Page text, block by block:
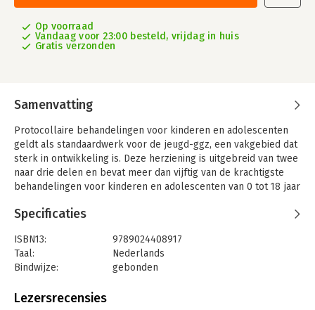
Op voorraad
Vandaag voor 23:00 besteld, vrijdag in huis
Gratis verzonden
Samenvatting
Protocollaire behandelingen voor kinderen en adolescenten
geldt als standaardwerk voor de jeugd-ggz, een vakgebied dat
sterk in ontwikkeling is. Deze herziening is uitgebreid van twee
naar drie delen en bevat meer dan vijftig van de krachtigste
behandelingen voor kinderen en adolescenten van 0 tot 18 jaar
aan effectieve en transparante zorg voor kinderen en jongeren
Evidence-based werken: klachtspecifiek en transdiagnostisch
Nieuwe onderwerpen zijn onder meer: huilbaby’s,
vechtscheidingen, zelfverwondend gedrag, ARFID, en angst bij
klachten of doelgroepen zijn nu ook elf behandelingen
Specificaties
ISBN13:
9789024408917
Taal:
Nederlands
Bindwijze:
gebonden
Uitgever:
Lezersrecensies